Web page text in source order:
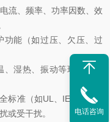
、频率、功率因数、效
能（如过压、欠压、过
湿热、振动等环境下运
准（如UL、IEC标准）
或受干扰。
电话咨询